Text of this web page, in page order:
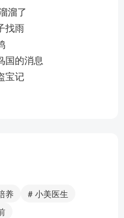
溜了
找雨
国的消息
宝记
小溪上
险记
像锤子的敲门声
养
# 小美医生